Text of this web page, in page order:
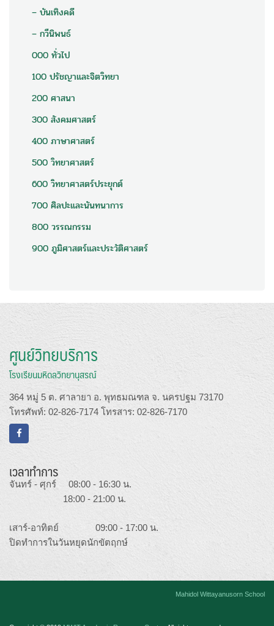
– บันเทิงคดี
– กวีนิพนธ์
000 ทั่วไป
100 ปรัชญาและจิตวิทยา
200 ศาสนา
300 สังคมศาสตร์
400 ภาษาศาสตร์
500 วิทยาศาสตร์
600 วิทยาศาสตร์ประยุกต์
700 ศิลปะและนันทนาการ
800 วรรณกรรม
900 ภูมิศาสตร์และประวัติศาสตร์
ศูนย์วิทยบริการ
โรงเรียนมหิดลวิทยานุสรณ์
364 หมู่ 5 ต. ศาลายา อ. พุทธมณฑล จ. นครปฐม 73170
โทรศัพท์: 02-826-7174 โทรสาร: 02-826-7170
เวลาทำการ
จันทร์ - ศุกร์ 08:00 - 16:30 น.
18:00 - 21:00 น.
เสาร์-อาทิตย์ 09:00 - 17:00 น.
ปิดทำการในวันหยุดนักขัตฤกษ์
Mahidol Wittayanusorn School